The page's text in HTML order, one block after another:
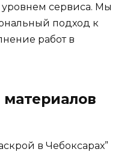
сервиса. Мы
подход к
работ в
материалов
в Чебоксарах”